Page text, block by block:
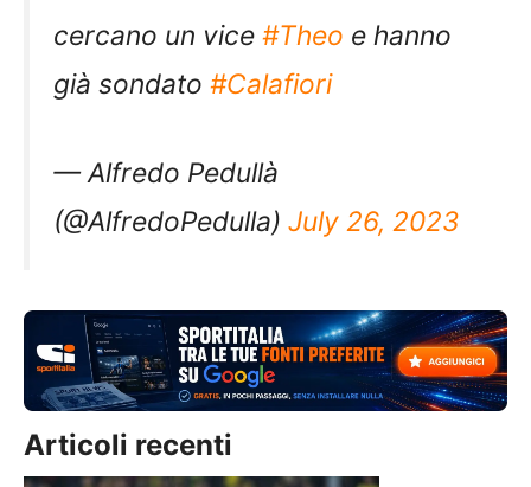
cercano un vice #Theo e hanno
già sondato #Calafiori
— Alfredo Pedullà
(@AlfredoPedulla) July 26, 2023
Articoli recenti